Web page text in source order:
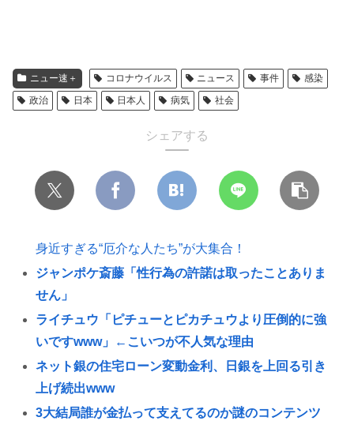
ニュー速＋ コロナウイルス ニュース 事件
感染
政治
日本 日本人 病気 社会
シェアする
身近すぎる“厄介な人たち”が大集合！
ジャンポケ斎藤「性行為の許諾は取ったことありま
せん」
ライチュウ「ピチューとピカチュウより圧倒的に強
いですwww」←こいつが不人気な理由
ネット銀の住宅ローン変動金利、日銀を上回る引き
上げ続出www
3大結局誰が金払って支えてるのか謎のコンテンツ